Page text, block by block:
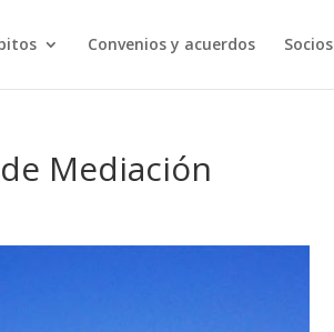
Convenios y acuerdos Socios
Mediación